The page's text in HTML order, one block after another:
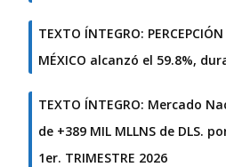
TEXTO ÍNTEGRO:
MÉXICO alcanzó el 59.8%,
TEXTO ÍNTEGRO: Mercado
de +389 MIL MLLNS de DLS.
1er. TRIMESTRE 2026